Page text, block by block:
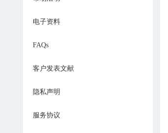
电子资料
FAQs
客户发表文献
隐私声明
服务协议